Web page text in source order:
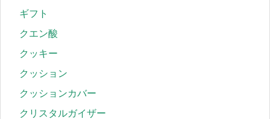
ギフト
クエン酸
クッキー
クッション
クッションカバー
クリスタルガイザー